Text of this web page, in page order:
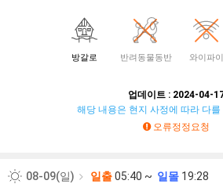
방갈로 반려동물동반 와이파이
업데이트 : 2024-04-
해당 내용은 현지 사정에 따라 다를
오류정정요청
08-09(일) 일출05:40 ~ 일몰 19:28